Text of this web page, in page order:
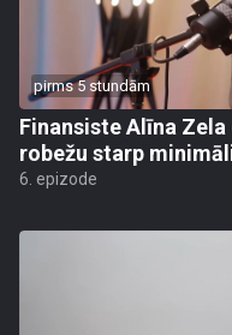
pirms 5 stundām
Finansiste Alīna
robežu starp
6. epizode